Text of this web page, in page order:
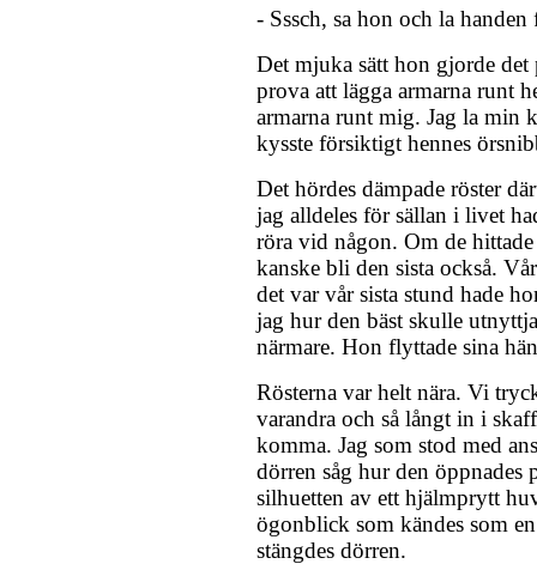
- Sssch, sa hon och la
Det mjuka sätt hon gjorde
prova att lägga armarna runt
armarna runt mig. Jag la min
kysste försiktigt hennes
Det hördes dämpade röster
jag alldeles för sällan i livet
röra vid någon. Om de
kanske bli den sista också.
det var vår sista stund hade
jag hur den bäst skulle
närmare. Hon flyttade sina
Rösterna var helt nära. Vi
varandra och så långt in i
komma. Jag som stod med
dörren såg hur den öppnades
silhuetten av ett hjälmprytt
ögonblick som kändes som
stängdes dörren.